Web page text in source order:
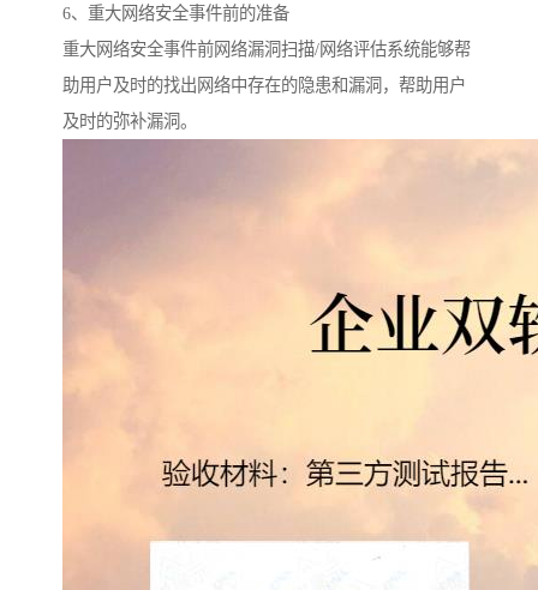
6、重大网络安全事件前的准备
重大网络安全事件前网络漏洞扫描/网络评估系统能够帮
助用户及时的找出网络中存在的隐患和漏洞，帮助用户
及时的弥补漏洞。